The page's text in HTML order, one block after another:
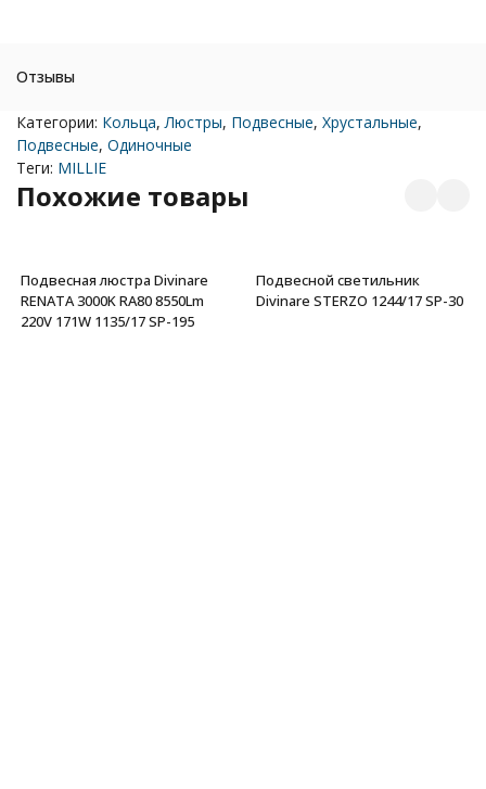
Отзывы
Категории: Кольца, Люстры, Подвесные, Хрустальные,
Подвесные, Одиночные
Теги: MILLIE
Похожие товары
Подвесная люстра Divinare
RENATA 3000K RA80 8550Lm
220V 171W 1135/17 SP-195
Подвесной светильник
Divinare STERZO 1244/17 SP-30